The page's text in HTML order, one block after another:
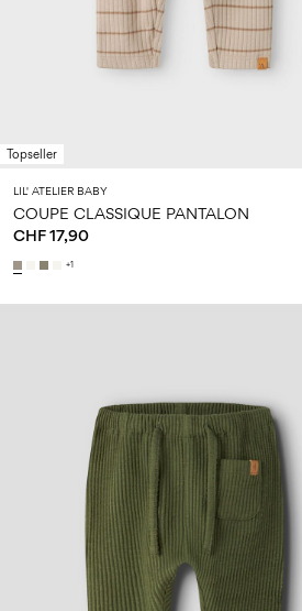
Topseller
LIL' ATELIER BABY
COUPE CLASSIQUE PANTALON
CHF 17,90
+1